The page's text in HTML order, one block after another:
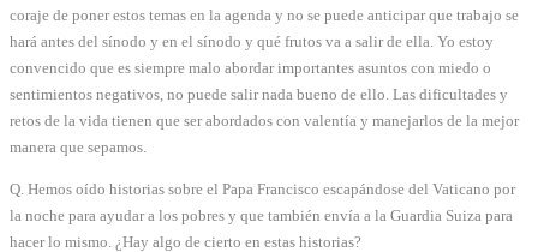
coraje de poner estos temas en la agenda y no se puede anticipar que trabajo se
hará antes del sínodo y en el sínodo y qué frutos va a salir de ella. Yo estoy
convencido que es siempre malo abordar importantes asuntos con miedo o
sentimientos negativos, no puede salir nada bueno de ello. Las dificultades y
retos de la vida tienen que ser abordados con valentía y manejarlos de la mejor
manera que sepamos.
Q. Hemos oído historias sobre el Papa Francisco escapándose del Vaticano por
la noche para ayudar a los pobres y que también envía a la Guardia Suiza para
hacer lo mismo. ¿Hay algo de cierto en estas historias?